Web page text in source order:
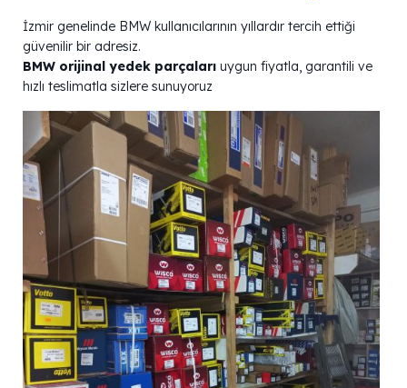
İzmir genelinde BMW kullanıcılarının yıllardır tercih ettiği
güvenilir bir adresiz.
BMW orijinal yedek parçaları uygun fiyatla, garantili ve
hızlı teslimatla sizlere sunuyoruz